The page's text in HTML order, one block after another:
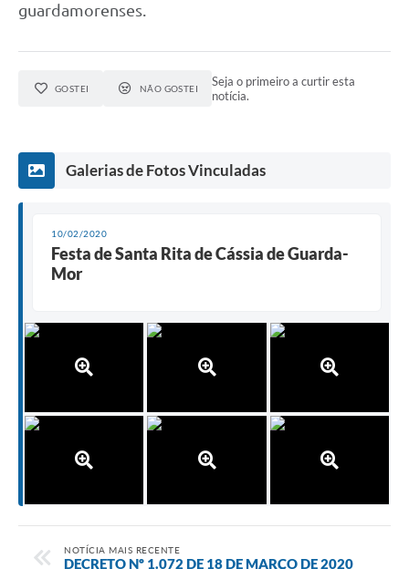
guardamorenses.
GOSTEI NÃO GOSTEI
Seja o primeiro a curtir esta
notícia.
Galerias de Fotos Vinculadas
10/02/2020
Festa de Santa Rita de Cássia de Guarda-
Mor
NOTÍCIA MAIS RECENTE
DECRETO Nº 1.072 DE 18 DE MARÇO DE 2020